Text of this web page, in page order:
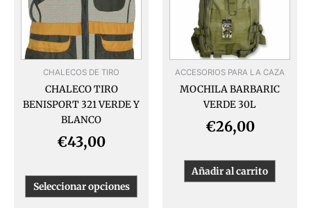
CHALECOS DE TIRO
CHALECO TIRO
BENISPORT 321 VERDE Y
BLANCO
€43,00
Seleccionar opciones
pueden
la
ACCESORIOS PARA LA CAZA
MOCHILA BARBARIC
VERDE 30L
€26,00
Añadir al carrito